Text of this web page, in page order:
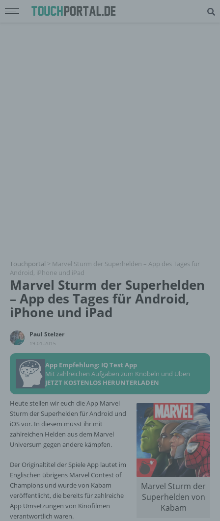
Touchportal > Marvel Sturm der Superhelden – App des Tages für
Android, iPhone und iPad
Marvel Sturm der Superhelden
– App des Tages für Android,
iPhone und iPad
Paul Stelzer
19.01.2015
App Empfehlung: IQ Test App
Mit zahlreichen Aufgaben zum Knobeln und Üben
JETZT KOSTENLOS HERUNTERLADEN
Marvel Sturm der
Superhelden von
Kabam
Heute stellen wir euch die App Marvel
Sturm der Superhelden für Android und
iOS vor. In diesem müsst ihr mit
zahlreichen Helden aus dem Marvel
Universum gegen andere kämpfen.
Der Originaltitel der Spiele App lautet im
Englischen übrigens Marvel Contest of
Champions und wurde von Kabam
veröffentlicht, die bereits für zahlreiche
App Umsetzungen von Kinofilmen
verantwortlich waren.